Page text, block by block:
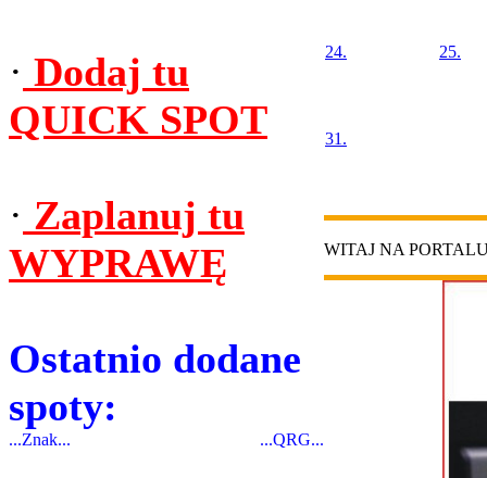
· Dodaj tu
QUICK SPOT
· Zaplanuj tu
WYPRAWĘ
Ostatnio dodane
spoty:
...Znak... ...QRG...
24. 25.
31.
WITAJ NA